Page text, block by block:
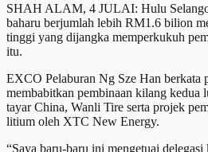
SHAH ALAM, 4 JULAI: Hulu
baharu berjumlah lebih RM1.6 bilion
tinggi yang dijangka memperkukuh
itu.
EXCO Pelaburan Ng Sze Han berkata
membabitkan pembinaan kilang kedua
tayar China, Wanli Tire serta projek
litium oleh XTC New Energy.
“Saya baru-baru ini mengetuai